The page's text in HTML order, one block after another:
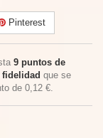
Pinterest
9 puntos de
que se
de 0,12 €.